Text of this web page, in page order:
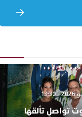
تواصل تألقها